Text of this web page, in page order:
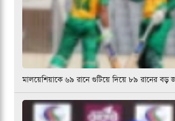
মালয়েশিয়াকে ৬৯ রানে গুটিয়ে দিয়ে ৮৯ রানের বড়